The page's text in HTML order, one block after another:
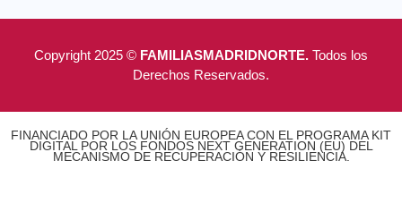
Copyright 2025 © FAMILIASMADRIDNORTE. Todos los
Derechos Reservados.
FINANCIADO POR LA UNIÓN EUROPEA CON EL PROGRAMA KIT
DIGITAL POR LOS FONDOS NEXT GENERATION (EU) DEL
MECANISMO DE RECUPERACIÓN Y RESILIENCIA.